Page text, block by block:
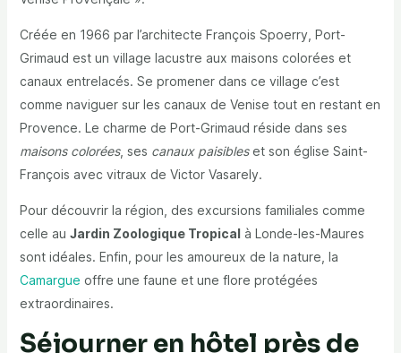
Créée en 1966 par l’architecte François Spoerry, Port-
Grimaud est un village lacustre aux maisons colorées et
canaux entrelacés. Se promener dans ce village c’est
comme naviguer sur les canaux de Venise tout en restant en
Provence. Le charme de Port-Grimaud réside dans ses
maisons colorées, ses canaux paisibleset son église Saint-
François avec vitraux de Victor Vasarely.
Pour découvrir la région, des excursions familiales comme
celle au Jardin Zoologique Tropicalà Londe-les-Maures
sont idéales. Enfin, pour les amoureux de la nature, la
Camargue offre une faune et une flore protégées
extraordinaires.
Séjourner en hôtel près de